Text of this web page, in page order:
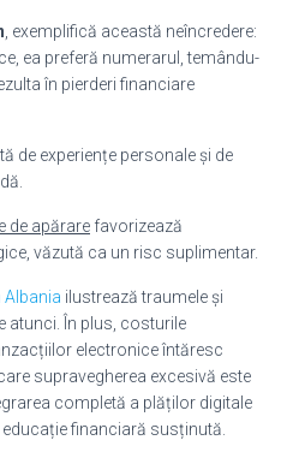
, exemplifică această neîncredere:
ea preferă numerarul, temându-
în pierderi financiare
de experiențe personale și de
de apărare favorizează
văzută ca un risc suplimentar.
Albania ilustrează traumele și
atunci. În plus, costurile
electronice întăresc
supravegherea excesivă este
completă a plăților digitale
financiară susținută.